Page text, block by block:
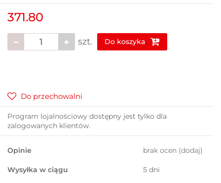
371.80
szt. Do koszyka
Do przechowalni
Program lojalnościowy dostępny jest tylko dla
zalogowanych klientów.
Opinie brak ocen (dodaj)
Wysyłka w ciągu 5 dni